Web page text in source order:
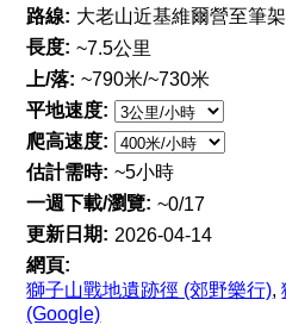
路線: 大老山近基維爾營至筆
長度: ~7.5公里
上/落: ~790米/~730米
平地速度:
爬高速度:
估計需時: ~5小時
一週下載/瀏覽: ~0/17
更新日期: 2026-04-14
網頁:
獅子山戰地遺跡徑 (郊野樂行),
(Google)